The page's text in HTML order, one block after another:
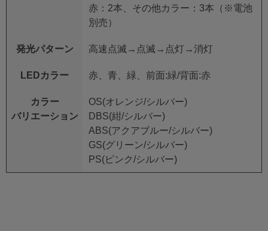
赤：2本、その他カラー：3本（※電池
別売）
発光パターン 高速点滅→点滅→点灯→消灯
LEDカラー 赤、青、緑、前面:緑/背面:赤
カラー
バリエーション
OS(オレンジ/シルバー)
DBS(紺/シルバー)
ABS(アクアブルー/シルバー)
GS(グリーン/シルバー)
PS(ピンク/シルバー)